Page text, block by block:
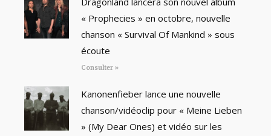
« Prophecies » en octobre, nouvelle
chanson « Survival Of Mankind » sous
écoute
Consulter »
Kanonenfieber lance une nouvelle
chanson/vidéoclip pour « Meine Lieben
» (My Dear Ones) et vidéo sur les